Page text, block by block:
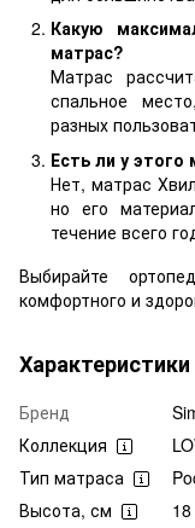
Какую
матрас?
Матрас
спальное
разных
Есть ли у
Нет, матрас
но его
течение всего
Выбирайте
комфортного и
Характеристики
Бренд
Коллекция
Тип матраса
Высота, см
18